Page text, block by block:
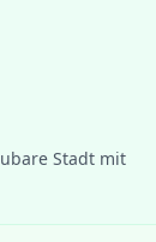
Stadt mit